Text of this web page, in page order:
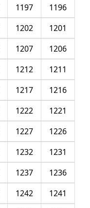
1196
1197
1201
1202
1206
1207
1211
1212
1216
1217
1221
1222
1226
1227
1231
1232
1236
1237
1241
1242